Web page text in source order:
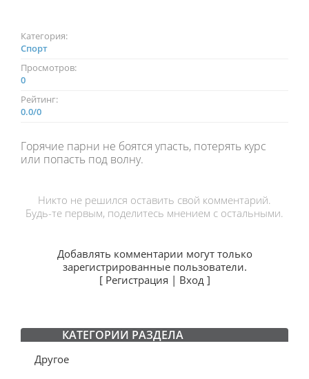
Категория:
Спорт
Просмотров:
0
Рейтинг:
0.0/0
Горячие парни не боятся упасть, потерять курс
или попасть под волну.
Никто не решился оставить свой комментарий.
Будь-те первым, поделитесь мнением с остальными.
Добавлять комментарии могут только
зарегистрированные пользователи.
[ Регистрация | Вход]
КАТЕГОРИИ РАЗДЕЛА
Другое